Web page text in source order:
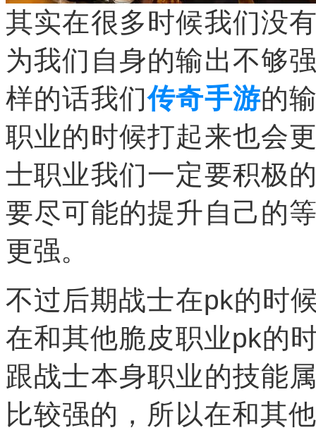
其实在很多时候我们没
为我们自身的输出不够
样的话我们传奇手游的
职业的时候打起来也会
士职业我们一定要积极
要尽可能的提升自己的
更强。
不过后期战士在pk的时
在和其他脆皮职业pk的
跟战士本身职业的技能
比较强的，所以在和其